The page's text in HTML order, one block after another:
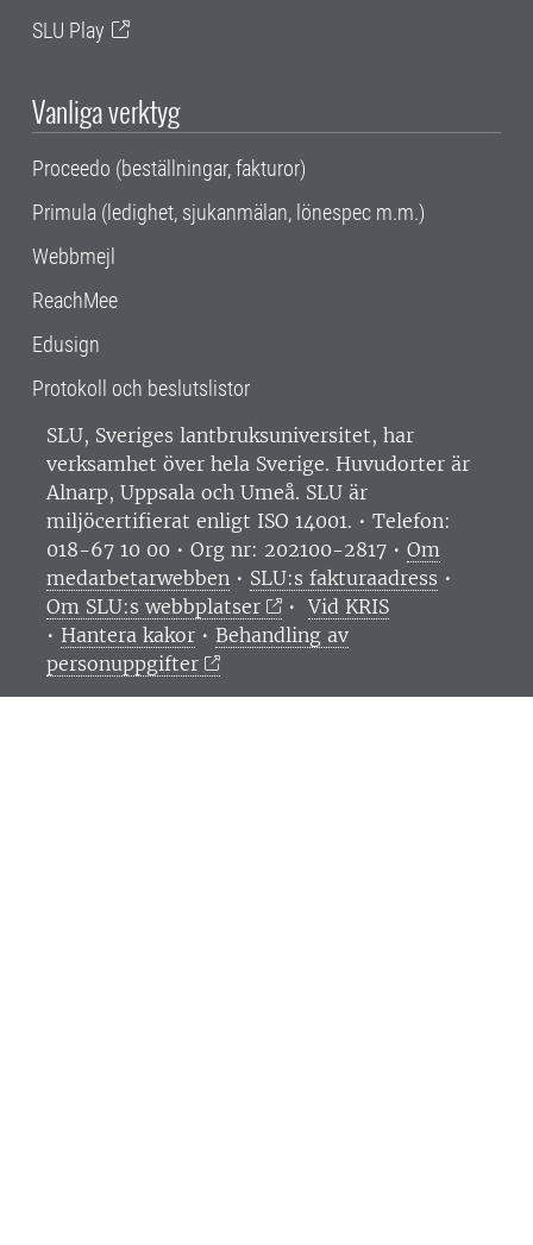
SLU Play
Vanliga verktyg
Proceedo (beställningar, fakturor)
Primula (ledighet, sjukanmälan, lönespec m.m.)
Webbmejl
ReachMee
Edusign
Protokoll och beslutslistor
SLU, Sveriges lantbruksuniversitet, har
verksamhet över hela Sverige. Huvudorter är
Alnarp, Uppsala och Umeå. SLU är
miljöcertifierat enligt ISO 14001. • Telefon:
018-67 10 00 • Org nr: 202100-2817 • Om
medarbetarwebben • SLU:s fakturaadress •
Om SLU:s webbplatser
•Vid KRIS
• Hantera kakor • Behandling av
personuppgifter